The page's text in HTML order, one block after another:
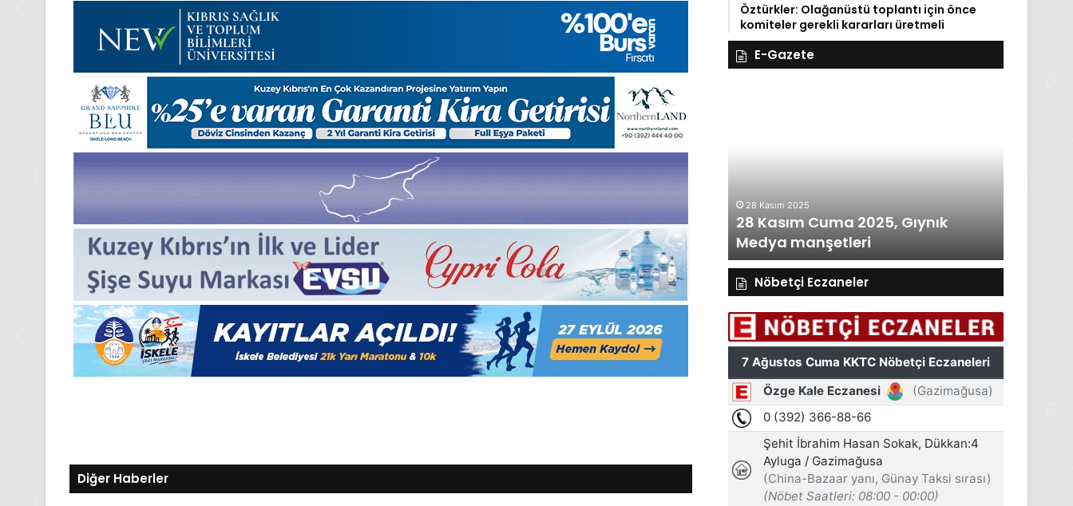
Diğer Haberler
Öztürkler: Olağanüstü toplantı için önce
komiteler gerekli kararları üretmeli
E-Gazete
Kasım
Pazartesi
2025,
24 Kasım Pazartesi 2025, Gıynık
Medya manşetleri
1
Aralık
Pazartesi
2025,
1 Aralık Pazartesi 2025, Gıynık
Medya manşetleri
28 Kasım 2025
28 Kasım Cuma 2025, Gıynık
Medya manşetleri
Nöbetçi Eczaneler